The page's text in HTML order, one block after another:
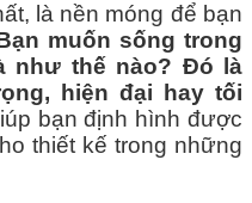
là nền móng để bạn
muốn sống trong
như thế nào? Đó là
hiện đại hay tối
bạn định hình được
thiết kế trong những